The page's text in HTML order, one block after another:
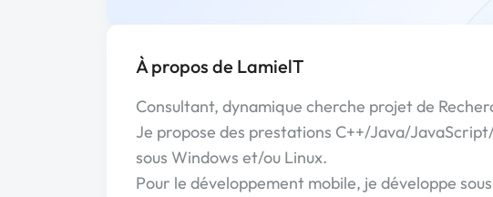
À propos de LamielT
Consultant, dynamique cherche projet de
Je propose des prestations C++/Java/
sous Windows et/ou Linux.
Pour le développement mobile, je développe